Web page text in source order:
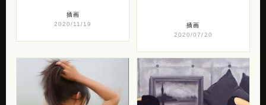
插画
2020/11/19
插画
2020/07/20